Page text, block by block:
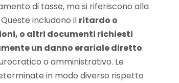
di tasse, ma si riferiscono alla
Queste includono il ritardo o
o altri documenti richiesti
un danno erariale diretto.
o amministrativo. Le
in modo diverso rispetto